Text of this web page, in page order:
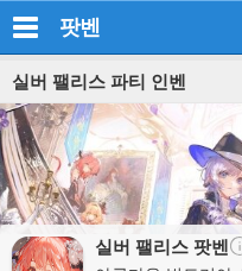
팟벤
실버 팰리스 파티 인벤
실버 팰리스 팟벤